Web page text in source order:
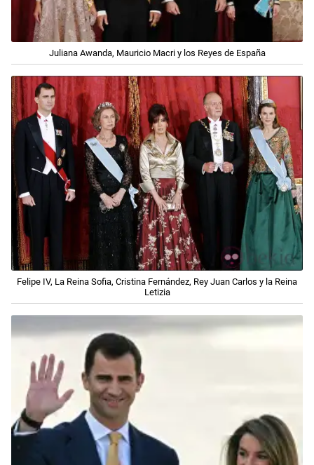
Juliana Awanda, Mauricio Macri y los Reyes de España
Felipe IV, La Reina Sofia, Cristina Fernández, Rey Juan Carlos y la Reina
Letizia